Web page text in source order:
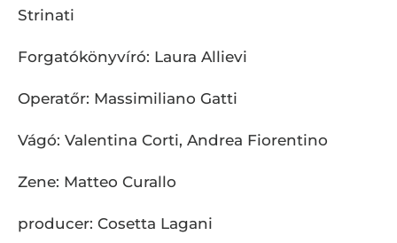
Strinati
Forgatókönyvíró: Laura Allievi
Operatőr: Massimiliano Gatti
Vágó: Valentina Corti, Andrea Fiorentino
Zene: Matteo Curallo
producer: Cosetta Lagani